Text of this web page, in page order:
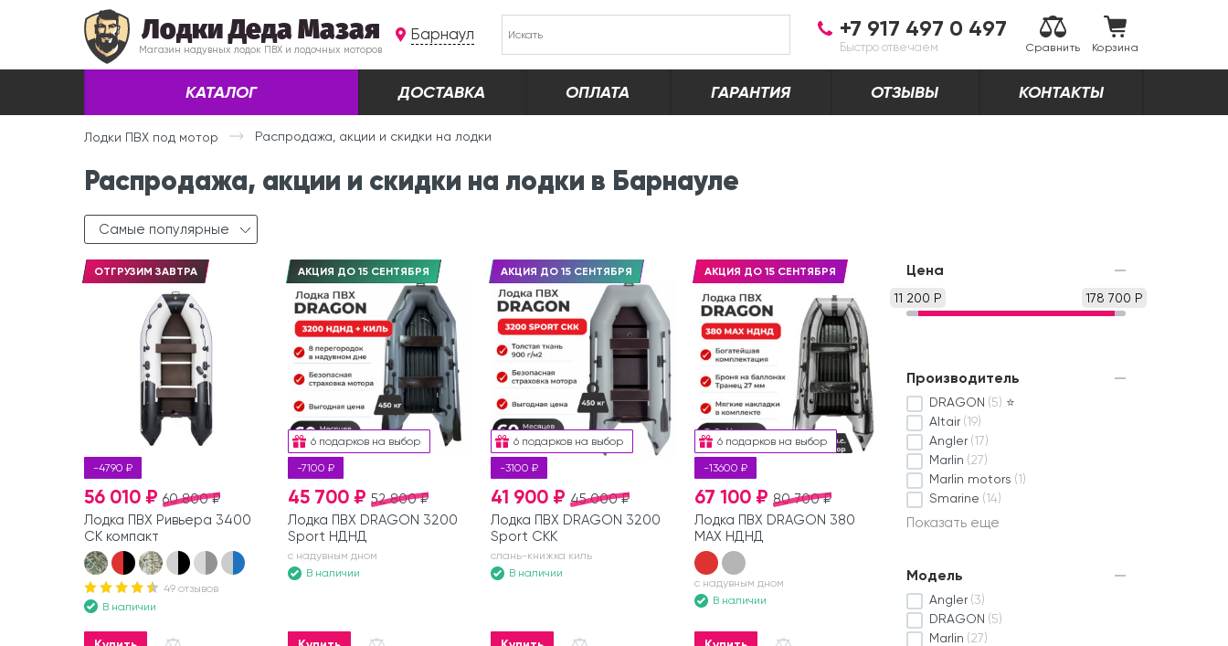
Лодки Деда Мазая
Магазин надувных лодок ПВХ и лодочных моторов
Барнаул +7 917 497 0 497
Быстро отвечаем Сравнить Корзина
КАТАЛОГ ДОСТАВКА ОПЛАТА ГАРАНТИЯ ОТЗЫВЫ КОНТАКТЫ
Лодки ПВХ под мотор Распродажа, акции и скидки на лодки
Распродажа, акции и скидки на лодки в Барнауле
Самые популярные
-4790 ₽
ОТГРУЗИМ ЗАВТРА
60 800 ₽
56 010 ₽
Лодка ПВХ Ривьера 3400
СК компакт
49 отзывов
В наличии
6 подарков на выбор
-7100 ₽
АКЦИЯ ДО 15 СЕНТЯБРЯ
52 800 ₽
45 700 ₽
Лодка ПВХ DRAGON 3200
Sport НДНД
с надувным дном
В наличии
6 подарков на выбор
-3100 ₽
АКЦИЯ ДО 15 СЕНТЯБРЯ
45 000 ₽
41 900 ₽
Лодка ПВХ DRAGON 3200
Sport СКК
слань-книжка киль
В наличии
6 подарков на выбор
-13600 ₽
АКЦИЯ ДО 15 СЕНТЯБРЯ
80 700 ₽
67 100 ₽
Лодка ПВХ DRAGON 380
MAX НДНД
с надувным дном
В наличии
Цена
11 200 Р 178 700 Р
Производитель
DRAGON (5) ⭐
Altair (19)
Angler (17)
Marlin (27)
Marlin motors (1)
Smarine (14)
Показать еще
Модель
Angler (3)
DRAGON (5)
Marlin (27)